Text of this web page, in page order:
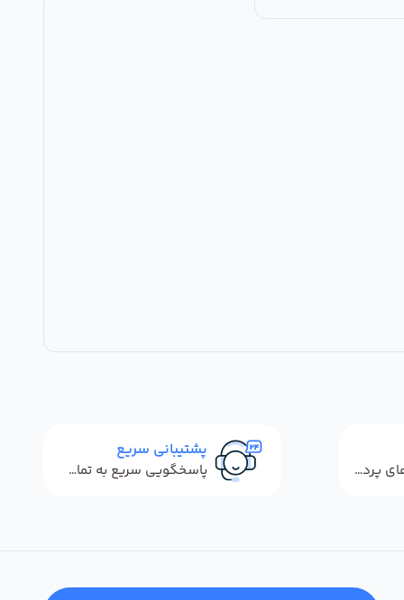
استفاده از روش‌های پرداخت امن
پشتیبانی سریع
پاسخگویی سریع به تماس‌ها و پیام‌ها